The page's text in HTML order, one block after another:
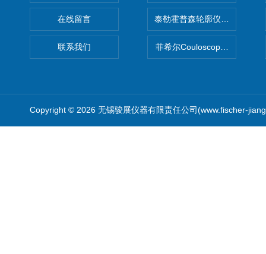
在线留言
联系我们
泰勒霍普森轮廓仪|TAYLOR
菲希尔Couloscope CMS2电
Copyright © 2026 无锡骏展仪器有限责任公司(www.fischer-